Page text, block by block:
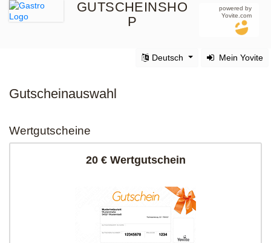
GUTSCHEINSHO
P
powered by
Yovite.com
Mein Yovite
Deutsch
Gutscheinauswahl
Wertgutscheine
20 € Wertgutschein